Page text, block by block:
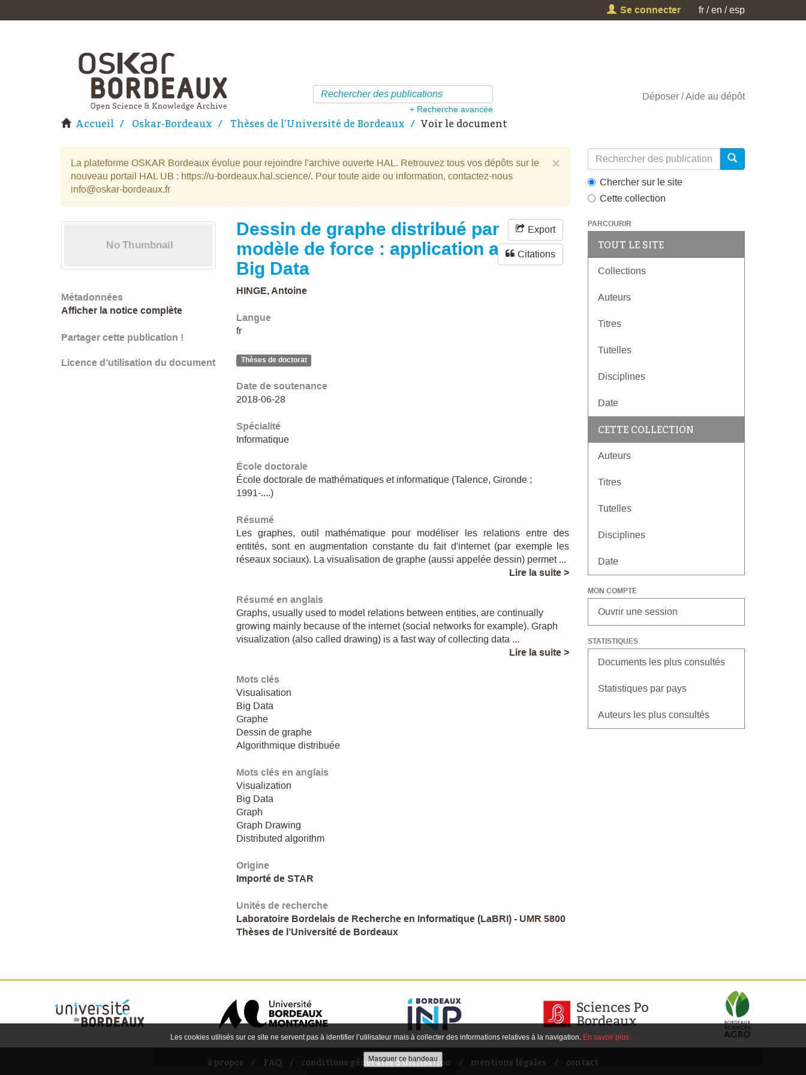
Se connecter fr en esp
+ Recherche avancée
Déposer Aide au dépôt
Accueil Oskar-Bordeaux Thèses de l’Université de Bordeaux Voir le document
×
La plateforme OSKAR Bordeaux évolue pour rejoindre l'archive ouverte HAL. Retrouvez tous vos dépôts sur le
nouveau portail HAL UB : https://u-bordeaux.hal.science/. Pour toute aide ou information, contactez-nous
info@oskar-bordeaux.fr
Métadonnées
Afficher la notice complète
Partager cette publication !
Licence d’utilisation du document
Dessin de graphe distribué par
modèle de force : application au
Big Data
Export
Citations
HINGE, Antoine
Langue
fr
Thèses de doctorat
Date de soutenance
2018-06-28
Spécialité
Informatique
École doctorale
École doctorale de mathématiques et informatique (Talence, Gironde ;
1991-....)
Résumé
Les graphes, outil mathématique pour modéliser les relations entre des
entités, sont en augmentation constante du fait d'internet (par exemple les
réseaux sociaux). La visualisation de graphe (aussi appelée dessin) permet ...
Lire la suite >
Résumé en anglais
Graphs, usually used to model relations between entities, are continually
growing mainly because of the internet (social networks for example). Graph
visualization (also called drawing) is a fast way of collecting data ...
Lire la suite >
Mots clés
Visualisation
Big Data
Graphe
Dessin de graphe
Algorithmique distribuée
Mots clés en anglais
Visualization
Big Data
Graph
Graph Drawing
Distributed algorithm
Origine
Importé de STAR
Unités de recherche
Laboratoire Bordelais de Recherche en Informatique (LaBRI) - UMR 5800
Thèses de l’Université de Bordeaux
Chercher sur le site
Cette collection
PARCOURIR
TOUT LE SITE
Collections
Auteurs
Titres
Tutelles
Disciplines
Date
CETTE COLLECTION
Auteurs
Titres
Tutelles
Disciplines
Date
MON COMPTE
Ouvrir une session
STATISTIQUES
Documents les plus consultés
Statistiques par pays
Auteurs les plus consultés
à propos FAQ conditions générales d'utilisation mentions légales contact
Les cookies utilisés sur ce site ne servent pas à identifier l’utilisateur mais à collecter des informations relatives à la navigation. En savoir plus…